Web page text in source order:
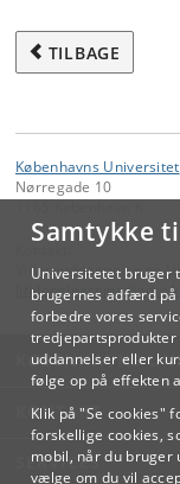
Samtykke
Universitetet bruger
brugernes adfærd
forbedre vores
uddannelser eller
følge op på effekten
Klik på "Se cookies"
forskellige cookies,
mobil, når du bruger
vælge om du vil
TILBAGE
Københavns Universitet
Nørregade 10
Videreuddannelse og
lifelonglearning@adm.
KØBENHAVNS
KONTAKT
SERVICES